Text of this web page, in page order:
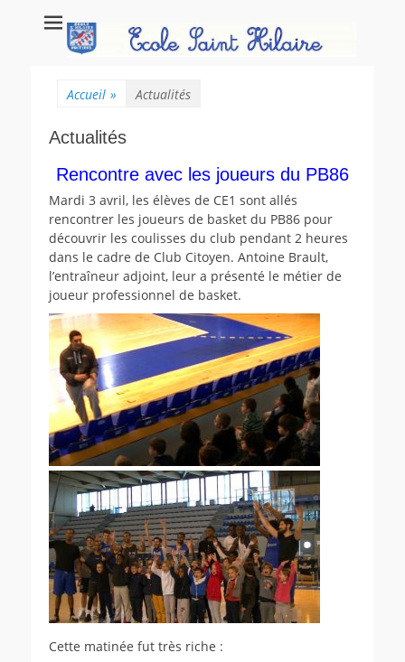
Ecole Saint Hilaire
Poitiers
Ecole maternelle et primaire, école privée catholique à Poitiers.
Accueil » Actualités
Actualités
Rencontre avec les joueurs du PB86
Mardi 3 avril, les élèves de CE1 sont allés
rencontrer les joueurs de basket du PB86 pour
découvrir les coulisses du club pendant 2 heures
dans le cadre de Club Citoyen. Antoine Brault,
l’entraîneur adjoint, leur a présenté le métier de
joueur professionnel de basket.
Cette matinée fut très riche :